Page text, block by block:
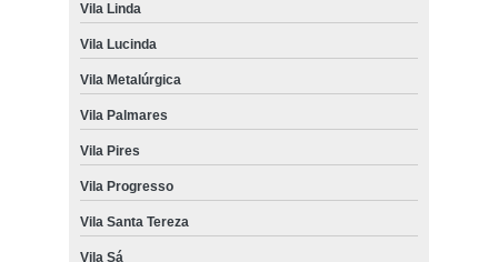
Vila Linda
Vila Lucinda
Vila Metalúrgica
Vila Palmares
Vila Pires
Vila Progresso
Vila Santa Tereza
Vila Sá